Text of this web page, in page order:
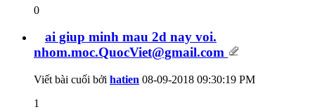
0
ai giup minh mau 2d nay voi.
nhom.moc.QuocViet@gmail.com
Viết bài cuối bởi hatien 08-09-2018 09:30:19 PM
1